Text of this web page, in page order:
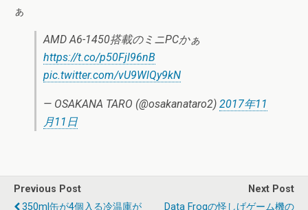
ぁ
AMD A6-1450搭載のミニPCかぁ
https://t.co/p50Fjl96nB
pic.twitter.com/vU9WlQy9kN
— OSAKANA TARO (@osakanataro2) 2017年11
月11日
Previous Post
350ml缶が4個入る冷温庫が
Next Post
Data Frogの怪しげゲーム機の